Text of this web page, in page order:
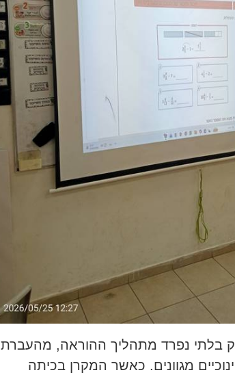
בלתי נפרד מתהליך ההוראה, מהעברת
מגוונים. כאשר המקרן בכיתה